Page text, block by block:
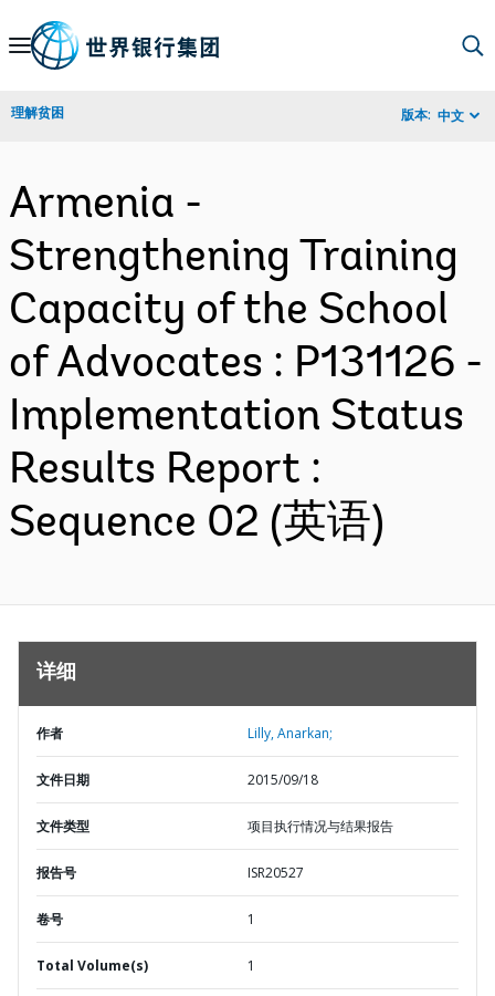
Skip
Navigation
理解贫困 版本: 中文
Armenia -
Strengthening Training
Capacity of the School
of Advocates : P131126 -
Implementation Status
Results Report :
Sequence 02 (英语)
详细
作者 Lilly, Anarkan;
文件日期 2015/09/18
文件类型 项目执行情况与结果报告
报告号 ISR20527
卷号 1
Total Volume(s) 1